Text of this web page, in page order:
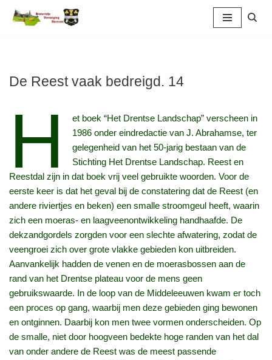
inhoud
De Reest vaak bedreigd. 14
H
et boek “Het Drentse Landschap” verscheen in
1986 onder eindredactie van J. Abrahamse, ter
gelegenheid van het 50-jarig bestaan van de
Stichting Het Drentse Landschap. Reest en
Reestdal zijn in dat boek vrij veel gebruikte woorden. Voor de
eerste keer is dat het geval bij de constatering dat de Reest (en
andere riviertjes en beken) een smalle stroomgeul heeft, waarin
zich een moeras- en laagveenontwikkeling handhaafde. De
dekzandgordels zorgden voor een slechte afwatering, zodat de
veengroei zich over grote vlakke gebieden kon uitbreiden.
Aanvankelijk hadden de venen en de moerasbossen aan de
rand van het Drentse plateau voor de mens geen
gebruikswaarde. In de loop van de Middeleeuwen kwam er toch
een proces op gang, waarbij men deze gebieden ging bewonen
en ontginnen. Daarbij kon men twee vormen onderscheiden. Op
de smalle, niet door hoogveen bedekte hoge randen van het dal
van onder andere de Reest was de meest passende